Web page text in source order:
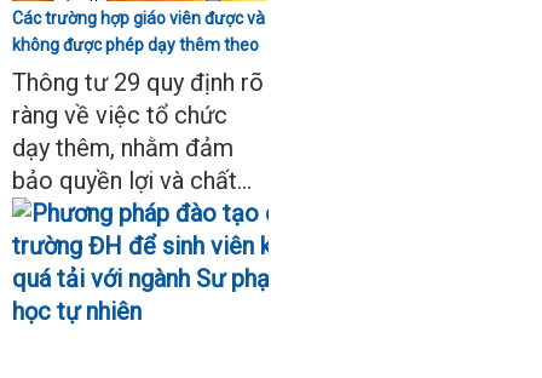
Các trường hợp giáo viên được và
không được phép dạy thêm theo
Thông tư 29
Thông tư 29 quy định rõ
ràng về việc tổ chức
dạy thêm, nhằm đảm
bảo quyền lợi và chất...